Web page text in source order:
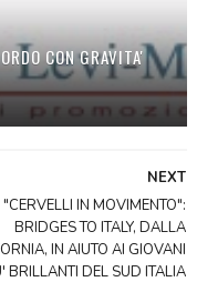
CON GRAVITA'
NEXT
"CERVELLI IN MOVIMENTO":
BRIDGES TO ITALY, DALLA
IN AIUTO AI GIOVANI
BRILLANTI DEL SUD ITALIA